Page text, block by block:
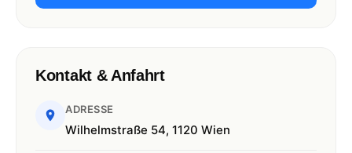
Kontakt & Anfahrt
ADRESSE
Wilhelmstraße 54, 1120 Wien